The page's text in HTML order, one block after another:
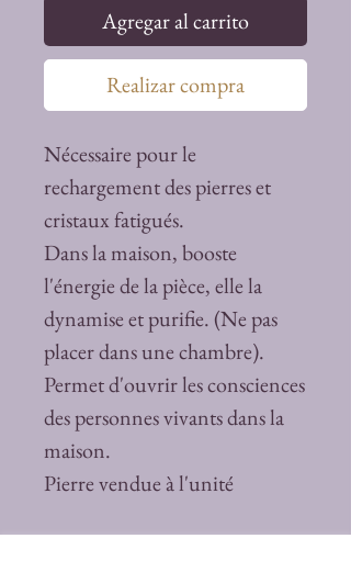
Agregar al carrito
Realizar compra
Nécessaire pour le
rechargement des pierres et
cristaux fatigués.
Dans la maison, booste
l'énergie de la pièce, elle la
dynamise et purifie. (Ne pas
placer dans une chambre).
Permet d'ouvrir les consciences
des personnes vivants dans la
maison.
Pierre vendue à l'unité